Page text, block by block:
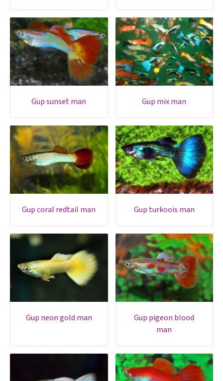
gup sunset man gup mix man
gup coral redtail man gup turkoois man
gup neon gold man
gup pigeon blood
man